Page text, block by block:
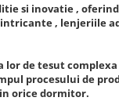
si inovatie ,
, lenjeriile
de tesut
procesului de
orice dormitor.